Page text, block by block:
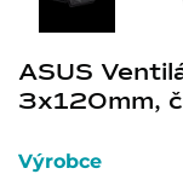
ASUS
3x120mm,
Výrobce